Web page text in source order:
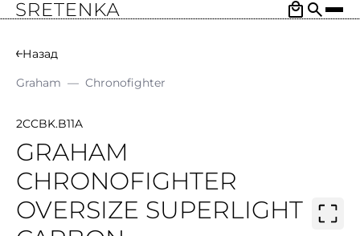
Назад
Graham — Chronofighter
2CCBK.B11A
GRAHAM
CHRONOFIGHTER
OVERSIZE SUPERLIGHT